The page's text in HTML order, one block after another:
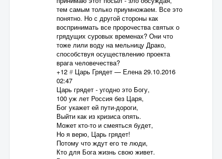
тем самым только приумножаем. Все это
понятно. Но с другой стороны как
воспринимать все пророчества святых о
грядущих суровых временах? Они что
тоже лили воду на мельницу Драко,
способствуя осуществлению проекта
врага человечества?
+12 # Царь Грядет— Елена 29.10.2016
02:47
Царь грядет - угодно это Богу,
100 уж лет Россия без Царя,
Бог укажет ей пути-дороги,
Выйти как из кризиса опять.
Может кто-то и смеяться будет,
Но я верю, Царь грядет!
Потому что ждут его те люди,
Кто для Бога жизнь свою живет.